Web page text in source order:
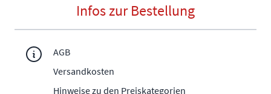
Infos zur Bestellung
AGB
Versandkosten
Hinweise zu den Preiskategorien